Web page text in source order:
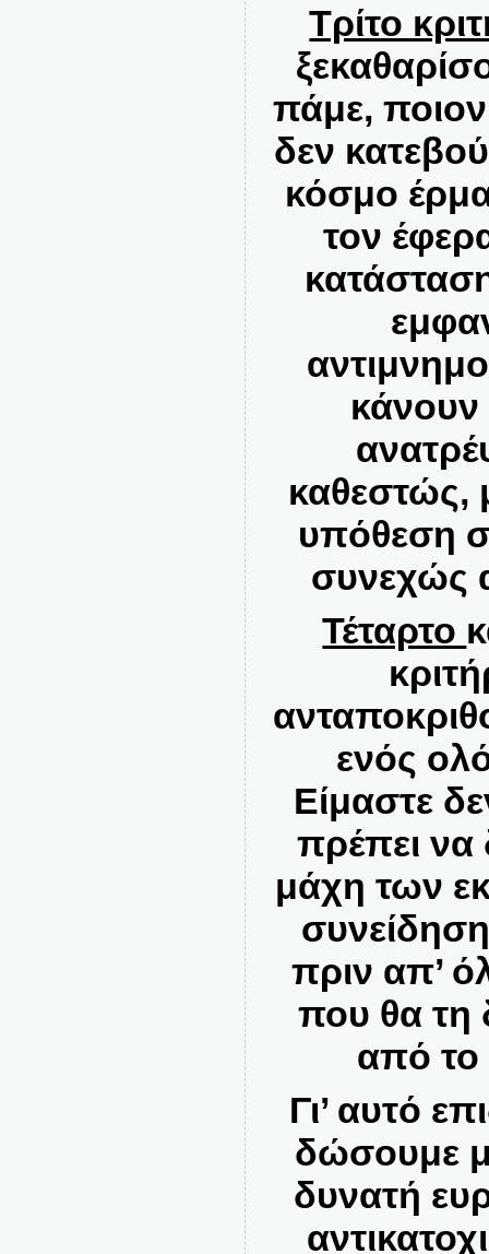
Τρίτο
πάμε,
δεν
κόσμο
τον
κάνουν
καθεστώς,
υπόθεση
συνεχώς
Τέταρτο
ενός
Είμαστε
πρέπει
μάχη των
πριν απ’
που θα τη
από το
Γι’ αυτό
δώσουμε
δυνατή